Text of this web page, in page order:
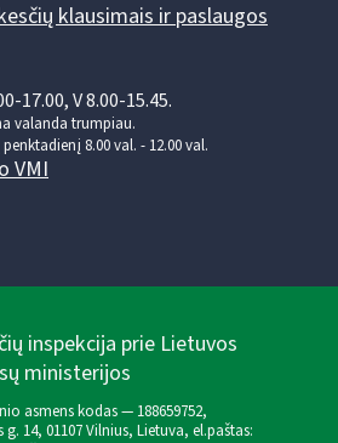
klausimais ir paslaugos
17.00, V 8.00-15.45.
valanda trumpiau.
8.00 val. - 12.00 val.
VMI
inspekcija prie Lietuvos
ministerijos
asmens kodas — 188659752,
14, 01107 Vilnius, Lietuva, el.paštas: